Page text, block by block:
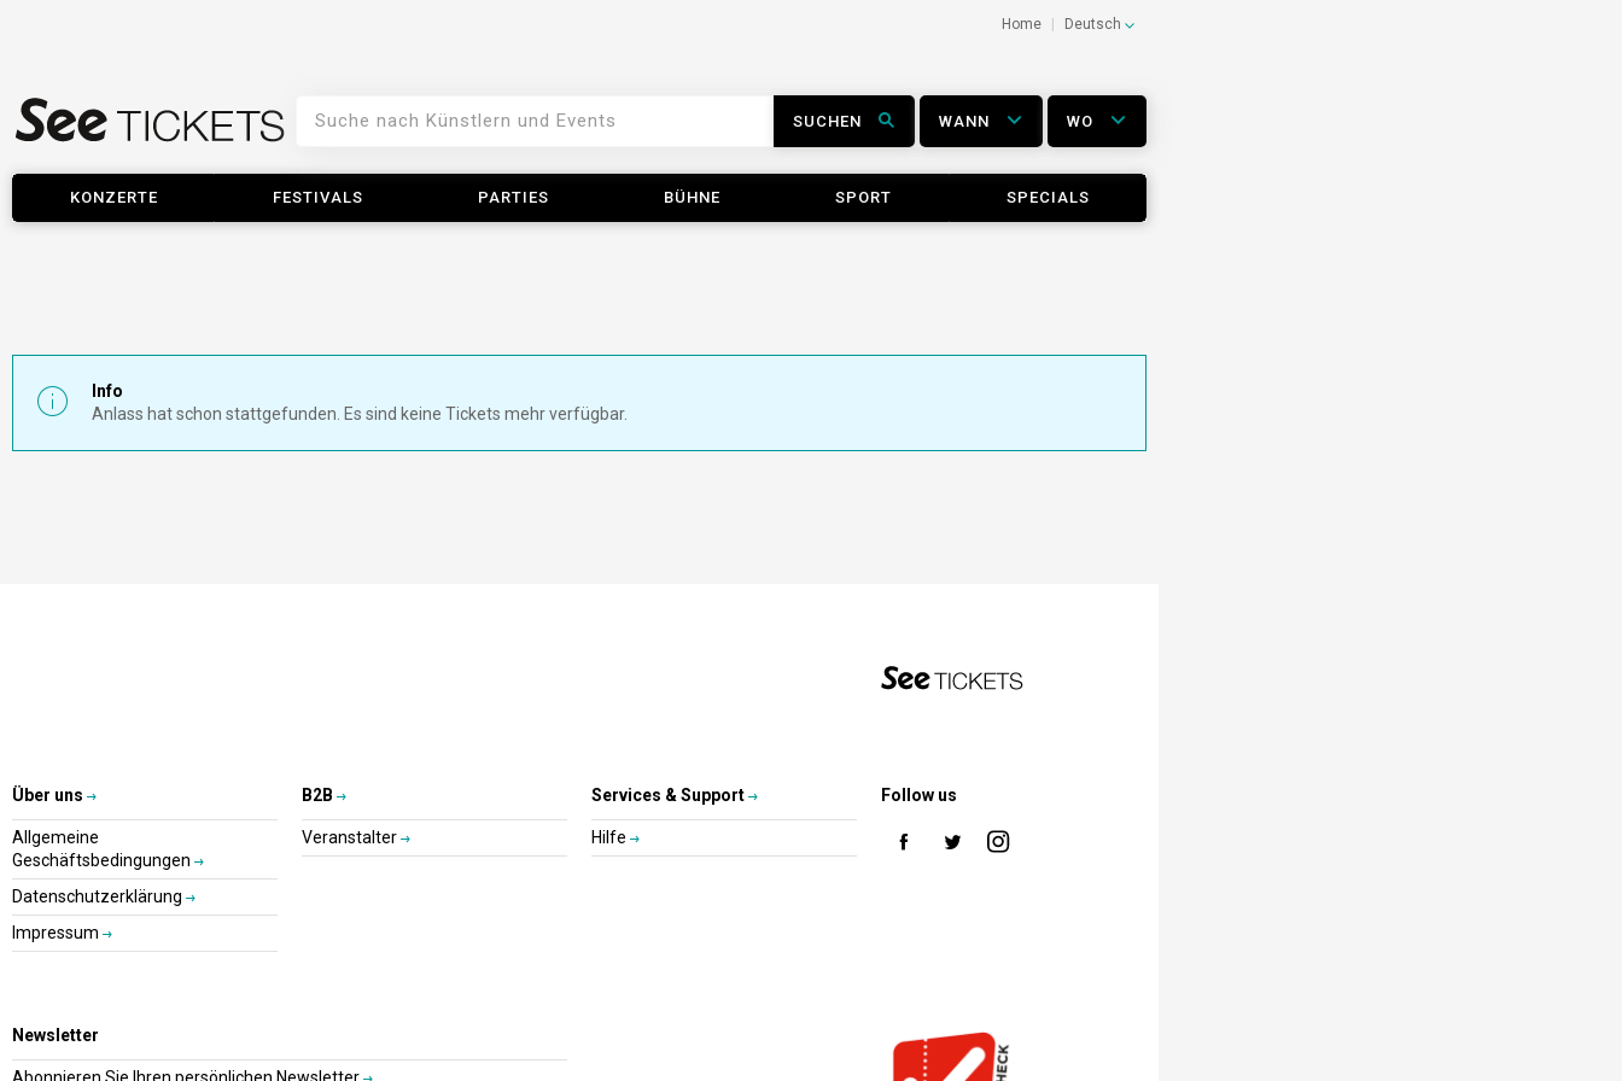
Home Deutsch
SUCHEN WANN WO
KONZERTE FESTIVALS PARTIES BÜHNE SPORT SPECIALS
Info
Anlass hat schon stattgefunden. Es sind keine Tickets mehr verfügbar.
Über uns
Allgemeine
Geschäftsbedingungen
Datenschutzerklärung
Impressum
B2B
Veranstalter
Services & Support
Hilfe
Follow us
Newsletter